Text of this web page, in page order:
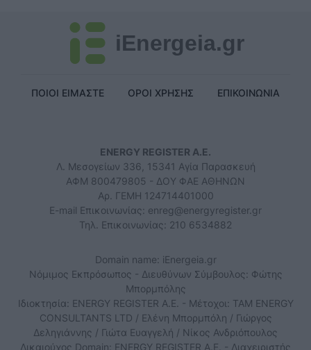
iEnergeia.gr
ΠΟΙΟΙ ΕΙΜΑΣΤΕ ΟΡΟΙ ΧΡΗΣΗΣ ΕΠΙΚΟΙΝΩΝΙΑ
ENERGY REGISTER Α.Ε.
Λ. Μεσογείων 336, 15341 Αγία Παρασκευή
ΑΦΜ 800479805 - ΔΟΥ ΦΑΕ ΑΘΗΝΩΝ
Αρ. ΓΕΜΗ 124714401000
E-mail Επικοινωνίας: enreg@energyregister.gr
Τηλ. Επικοινωνίας: 210 6534882
Domain name: iEnergeia.gr
Νόμιμος Εκπρόσωπος - Διευθύνων Σύμβουλος: Φώτης
Μπορμπόλης
Ιδιοκτησία: ENERGY REGISTER Α.Ε. - Μέτοχοι: TAM ENERGY
CONSULTANTS LTD / Ελένη Μπορμπόλη / Γιώργος
Δεληγιάννης / Γιώτα Ευαγγελή / Νίκος Ανδριόπουλος
Δικαιούχος Domain: ENERGY REGISTER Α.Ε. - Διαχειριστής